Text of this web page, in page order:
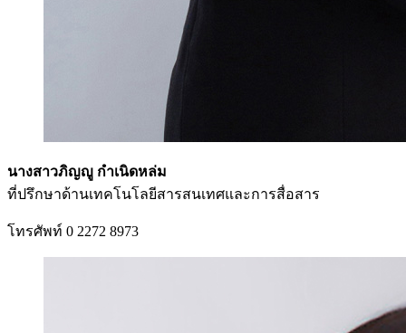
นางสาวภิญญู กำเนิดหล่ม
ที่ปรึกษาด้านเทคโนโลยีสารสนเทศและการสื่อสาร
โทรศัพท์ 0 2272 8973